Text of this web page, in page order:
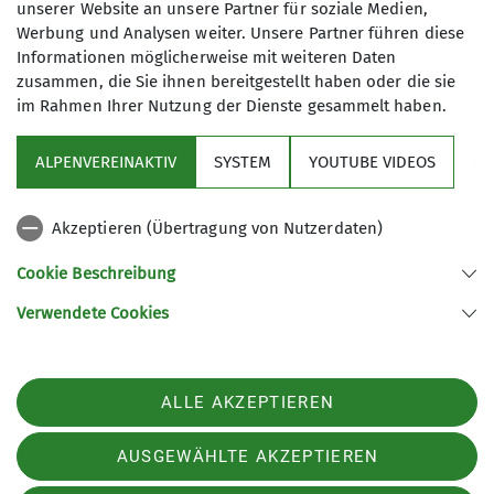
Skigymnastikdie notwendige Kraft
und Ausdauer, in den
Sommermonaten treffen wir uns zum
joggen und walken.
Mailinglisten
Informationen zu geplanten und
spontanen Unternehmungen erhaltet
Ihr über die DAV Fürth Wispo-
Mailingliste und Skitour-Mailingliste
Meldet euch bei Interesse an unter
https://lists.alpenverein-
https://lists.alpenverein-
fuerth.de/listinfo/wispo-skitour
Details
7
Sektion
Programm
90762 Fürth
Telefon +499117437033
unserer Website an unsere Partner für soziale Medien,
Werbung und Analysen weiter. Unsere Partner führen diese
Informationen möglicherweise mit weiteren Daten
zusammen, die Sie ihnen bereitgestellt haben oder die sie
im Rahmen Ihrer Nutzung der Dienste gesammelt haben.
ALPENVEREINAKTIV SYSTEM YOUTUBE VIDEOS
Akzeptieren (Übertragung von Nutzerdaten)
Cookie Beschreibung
Verwendete Cookies
ALLE AKZEPTIEREN
AUSGEWÄHLTE AKZEPTIEREN